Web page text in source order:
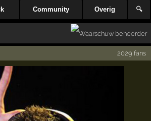
Community Overig 🔍
2029 fans